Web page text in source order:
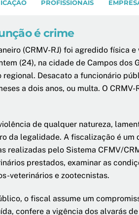
PROFISSIONAIS
é crime
(CRMV-RJ) foi agredido física
(24), na cidade de Campos dos
Desacato a funcionário
a dois anos, ou multa. O
de qualquer natureza,
da legalidade. A fiscalização é
realizadas pelo Sistema CFMV/
prestados, examinar as
veterinários e zootecnistas.
o fiscal assume um
confere a vigência dos alvarás